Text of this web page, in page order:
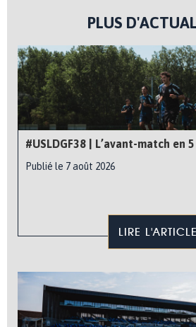
PLUS
#USLDGF38 | L’avant-match en
Publié le 7 août 2026
LIRE L'ARTICLE